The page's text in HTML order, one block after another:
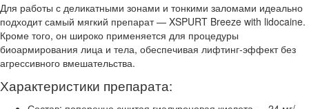
Для работы с деликатными зонами и тонкими заломами идеально
подходит самый мягкий препарат — XSPURT Breeze with lidocaine.
Кроме того, он широко применяется для процедуры
биоармирования лица и тела, обеспечивая лифтинг-эффект без
агрессивного вмешательства.
Характеристики препарата: